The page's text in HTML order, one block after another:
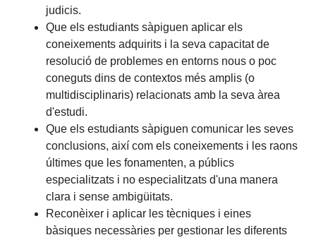
judicis.
Que els estudiants sàpiguen aplicar els
coneixements adquirits i la seva capacitat de
resolució de problemes en entorns nous o poc
coneguts dins de contextos més amplis (o
multidisciplinaris) relacionats amb la seva àrea
d'estudi.
Que els estudiants sàpiguen comunicar les seves
conclusions, així com els coneixements i les raons
últimes que les fonamenten, a públics
especialitzats i no especialitzats d'una manera
clara i sense ambigüitats.
Reconèixer i aplicar les tècniques i eines
bàsiques necessàries per gestionar les diferents